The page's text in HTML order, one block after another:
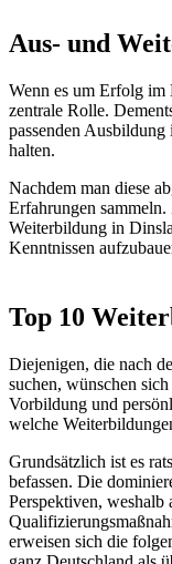
Aus- und
Wenn es um Erfolg
zentrale Rolle.
passenden
halten.
Nachdem man diese
Erfahrungen sammeln.
Weiterbildung in
Kenntnissen
Top 10
Diejenigen, die nach
suchen, wünschen
Vorbildung und
welche
Grundsätzlich ist es
befassen. Die
Perspektiven, weshalb
erweisen sich die